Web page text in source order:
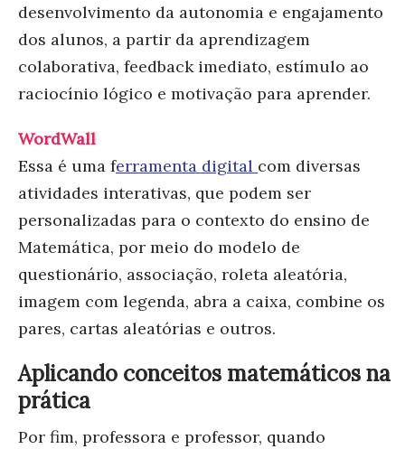
desenvolvimento da autonomia e engajamento
dos alunos, a partir da aprendizagem
colaborativa, feedback imediato, estímulo ao
raciocínio lógico e motivação para aprender.
WordWall
Essa é uma ferramenta digital com diversas
atividades interativas, que podem ser
personalizadas para o contexto do ensino de
Matemática, por meio do modelo de
questionário, associação, roleta aleatória,
imagem com legenda, abra a caixa, combine os
pares, cartas aleatórias e outros.
Aplicando conceitos matemáticos na
prática
Por fim, professora e professor, quando